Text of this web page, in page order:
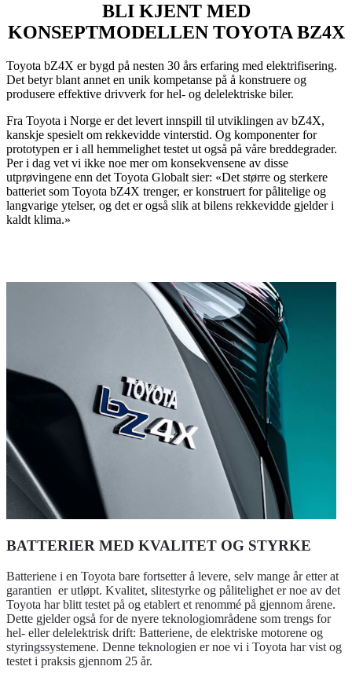
BLI KJENT MED
KONSEPTMODELLEN TOYOTA BZ4X
Toyota bZ4X er bygd på nesten 30 års erfaring med elektrifisering.
Det betyr blant annet en unik kompetanse på å konstruere og
produsere effektive drivverk for hel- og delelektriske biler.
Fra Toyota i Norge er det levert innspill til utviklingen av bZ4X,
kanskje spesielt om rekkevidde vinterstid. Og komponenter for
prototypen er i all hemmelighet testet ut også på våre breddegrader.
Per i dag vet vi ikke noe mer om konsekvensene av disse
utprøvingene enn det Toyota Globalt sier: «Det større og sterkere
batteriet som Toyota bZ4X trenger, er konstruert for pålitelige og
langvarige ytelser, og det er også slik at bilens rekkevidde gjelder i
kaldt klima.»
BATTERIER MED KVALITET OG STYRKE
Batteriene i en Toyota bare fortsetter å levere, selv mange år etter at
garantien er utløpt. Kvalitet, slitestyrke og pålitelighet er noe av det
Toyota har blitt testet på og etablert et renommé på gjennom årene.
Dette gjelder også for de nyere teknologiområdene som trengs for
hel- eller delelektrisk drift: Batteriene, de elektriske motorene og
styringssystemene. Denne teknologien er noe vi i Toyota har vist og
testet i praksis gjennom 25 år.